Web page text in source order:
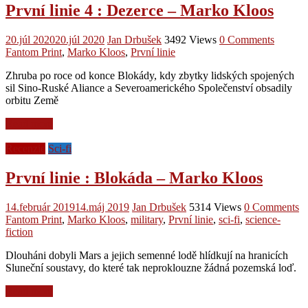
První linie 4 : Dezerce – Marko Kloos
20.júl 202020.júl 2020 Jan Drbušek 3492 Views 0 Comments
Fantom Print, Marko Kloos, První linie
Zhruba po roce od konce Blokády, kdy zbytky lidských spojených
sil Sino-Ruské Aliance a Severoamerického Společenství obsadily
orbitu Země
Sci-fi
První linie : Blokáda – Marko Kloos
14.február 201914.máj 2019 Jan Drbušek 5314 Views 0 Comments
Fantom Print, Marko Kloos, military, První linie, sci-fi, science-
fiction
Dlouháni dobyli Mars a jejich semenné lodě hlídkují na hranicích
Sluneční soustavy, do které tak neproklouzne žádná pozemská loď.